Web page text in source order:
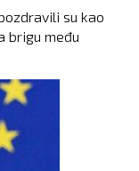
su kao
brigu među